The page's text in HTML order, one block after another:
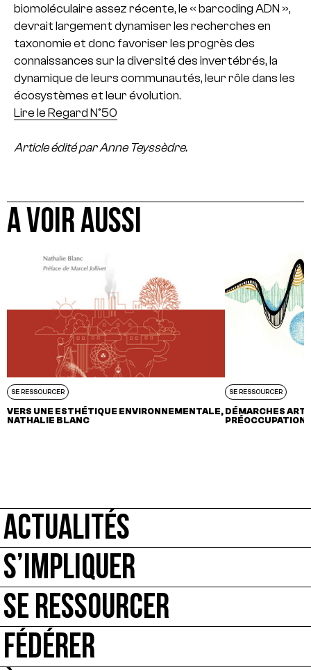
biomoléculaire assez récente, le « barcoding ADN »,
devrait largement dynamiser les recherches en
taxonomie et donc favoriser les progrès des
connaissances sur la diversité des invertébrés, la
dynamique de leurs communautés, leur rôle dans les
écosystèmes et leur évolution.
Lire le Regard N°50
Article édité par Anne Teyssèdre.
A VOIR AUSSI
SE RESSOURCER
VERS UNE ESTHÉTIQUE ENVIRONNEMENTALE,
NATHALIE BLANC
SE RESSOURCER
DÉMARCHES
ACTUALITÉS
S’IMPLIQUER
SE RESSOURCER
FÉDÉRER